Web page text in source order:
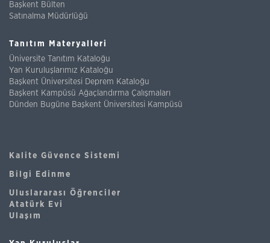
Başkent Bülten
Satınalma Müdürlüğü
Tanıtım Materyalleri
Üniversite Tanıtım Kataloğu
Yan Kuruluşlarımız Kataloğu
Başkent Üniversitesi Deprem Kataloğu
Başkent Kampüsü Ağaçlandırma Çalışmaları
Dünden Bugüne Başkent Üniversitesi Kampüsü
Kalite Güvence Sistemi
Bilgi Edinme
Uluslararası Öğrenciler
Atatürk Evi
Ulaşım